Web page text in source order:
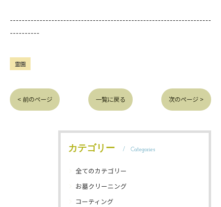
--------------------------------------------------------------------
----------
霊園
< 前のページ 一覧に戻る 次のページ >
カテゴリー Categories
全てのカテゴリー
お墓クリーニング
コーティング